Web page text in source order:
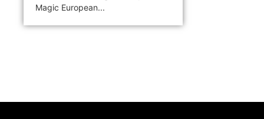
Magic European...